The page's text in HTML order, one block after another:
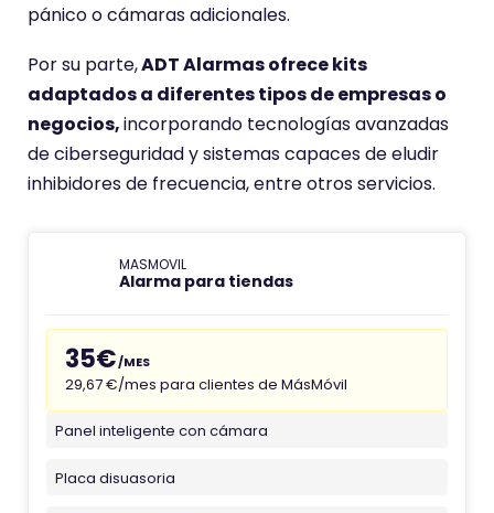
pánico o cámaras adicionales.
Por su parte,ADT Alarmas ofrece kits
adaptados a diferentes tipos de empresas o
negocios,incorporando tecnologías avanzadas
de ciberseguridad y sistemas capaces de eludir
inhibidores de frecuencia, entre otros servicios.
MASMOVIL
Alarma para tiendas
35€/MES
29,67 €/mes para clientes de MásMóvil
Panel inteligente con cámara
Placa disuasoria